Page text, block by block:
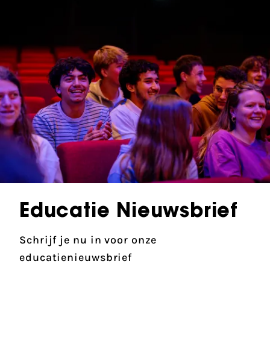
Educatie Nieuwsbrief
Schrijf je nu in voor onze
educatienieuwsbrief